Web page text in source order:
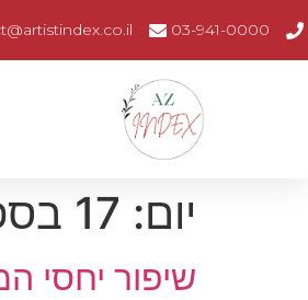
03-941-0000
יום: 17 בספטמבר 2023
שיפור יחסי